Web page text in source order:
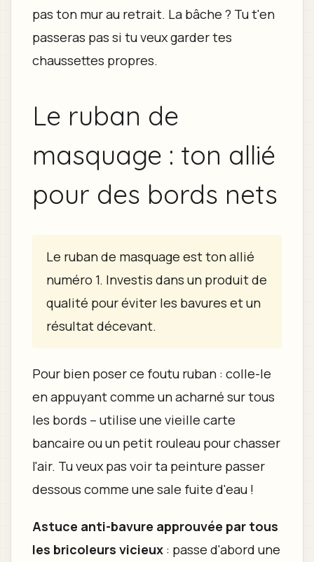
pas ton mur au retrait. La bâche ? Tu t'en
passeras pas si tu veux garder tes
chaussettes propres.
Le ruban de
masquage : ton allié
pour des bords nets
Le ruban de masquage est ton allié
numéro 1. Investis dans un produit de
qualité pour éviter les bavures et un
résultat décevant.
Pour bien poser ce foutu ruban : colle-le
en appuyant comme un acharné sur tous
les bords – utilise une vieille carte
bancaire ou un petit rouleau pour chasser
l'air. Tu veux pas voir ta peinture passer
dessous comme une sale fuite d'eau !
Astuce anti-bavure approuvée par tous
les bricoleurs vicieux: passe d'abord une